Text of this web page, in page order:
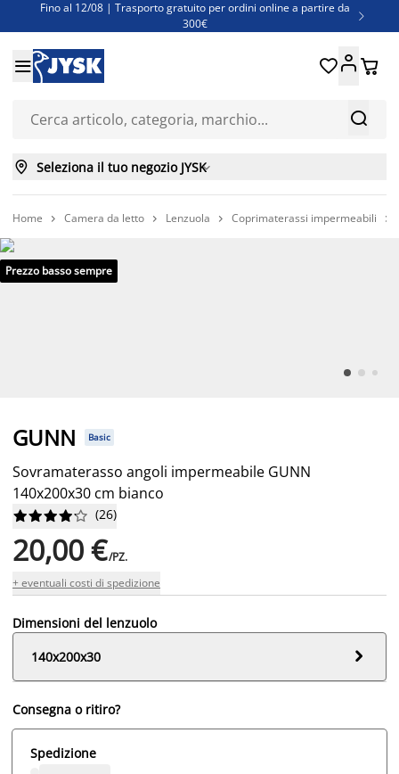
Fino al 12/08 | Trasporto gratuito per ordini online a partire da
300€

Super offerte d'estate | Oltre 1.500 articoli fino al 70%
Finanziamenti - Scegli il piano di rimborso più adatto a te


 
 Seleziona il tuo negozio JYSK
Home  Camera da letto  Lenzuola  Coprimaterassi impermeabili 
Prezzo basso sempre
GUNN Basic
Sovramaterasso angoli impermeabile GUNN
140x200x30 cm bianco





 (26)
20,00 €/PZ.
+ eventuali costi di spedizione
Dimensioni del lenzuolo
140x200x30

Consegna o ritiro?
Spedizione